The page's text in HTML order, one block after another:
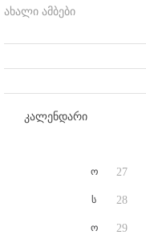
ახალი ამბები
კალენდარი
ო
ს
ო
27
28
29